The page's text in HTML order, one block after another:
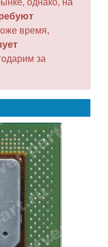
время,
за